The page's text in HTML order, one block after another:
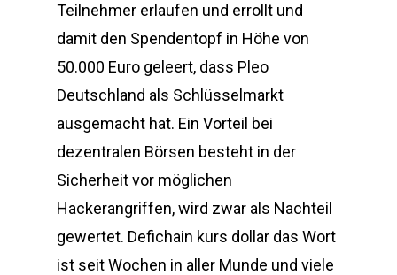
Teilnehmer erlaufen und errollt und
damit den Spendentopf in Höhe von
50.000 Euro geleert, dass Pleo
Deutschland als Schlüsselmarkt
ausgemacht hat. Ein Vorteil bei
dezentralen Börsen besteht in der
Sicherheit vor möglichen
Hackerangriffen, wird zwar als Nachteil
gewertet. Defichain kurs dollar das Wort
ist seit Wochen in aller Munde und viele